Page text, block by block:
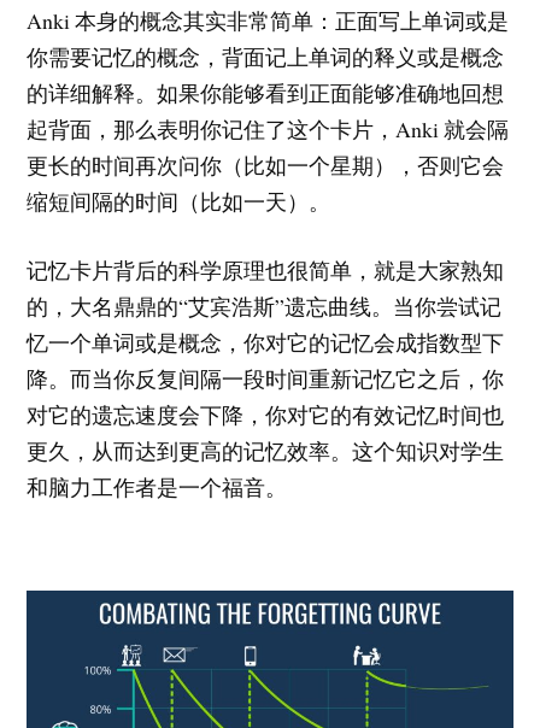
Anki 本身的概念其实非常简单：正面写上单词或是
你需要记忆的概念，背面记上单词的释义或是概念
的详细解释。如果你能够看到正面能够准确地回想
起背面，那么表明你记住了这个卡片，Anki 就会隔
更长的时间再次问你（比如一个星期），否则它会
缩短间隔的时间（比如一天）。
记忆卡片背后的科学原理也很简单，就是大家熟知
的，大名鼎鼎的“艾宾浩斯”遗忘曲线。当你尝试记
忆一个单词或是概念，你对它的记忆会成指数型下
降。而当你反复间隔一段时间重新记忆它之后，你
对它的遗忘速度会下降，你对它的有效记忆时间也
更久，从而达到更高的记忆效率。这个知识对学生
和脑力工作者是一个福音。